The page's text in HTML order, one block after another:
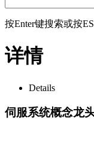
按Enter键搜索或按
详情
Details
伺服系统概念龙